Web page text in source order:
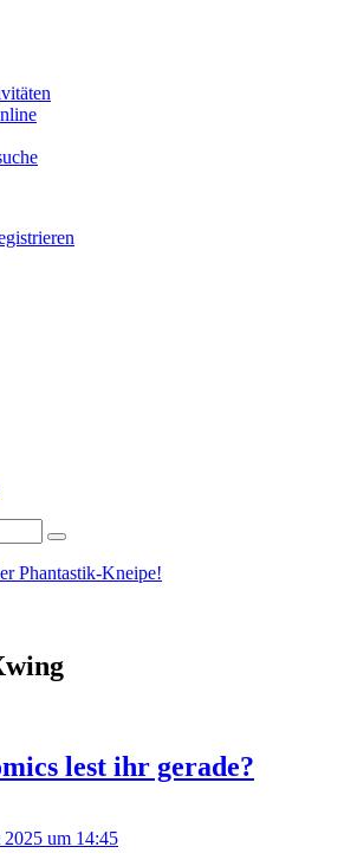
Phantastik-Kneipe!
lest ihr gerade?
2025 um 14:45